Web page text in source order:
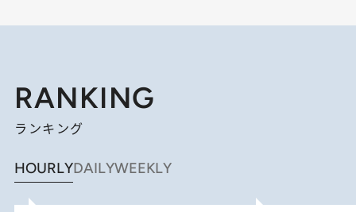
RANKING
ランキング
HOURLYDAILYWEEKLY